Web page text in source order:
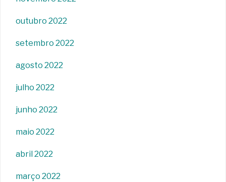
outubro 2022
setembro 2022
agosto 2022
julho 2022
junho 2022
maio 2022
abril 2022
março 2022